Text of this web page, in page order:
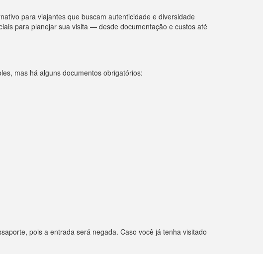
para viajantes que buscam autenticidade e diversidade
para planejar sua visita — desde documentação e custos até
mas há alguns documentos obrigatórios:
pois a entrada será negada. Caso você já tenha visitado